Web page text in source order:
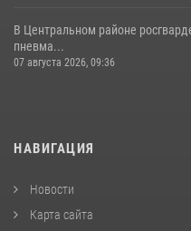
В Центральном районе
пневма...
07 августа 2026, 09:36
НАВИГАЦИЯ
Новости
Карта сайта